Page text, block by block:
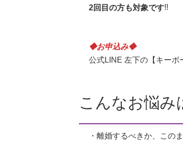
2回目の方も対象です!!
◆お申込み◆
公式LINE 左下の【キーボ
こんなお悩み
・離婚するべきか、この